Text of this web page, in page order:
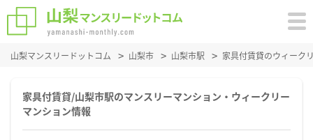
山梨マンスリードットコム 山梨市 山梨市駅 家具付賃貸のウィーク
家具付賃貸/山梨市駅のマンスリーマンション・ウィークリー
マンション情報